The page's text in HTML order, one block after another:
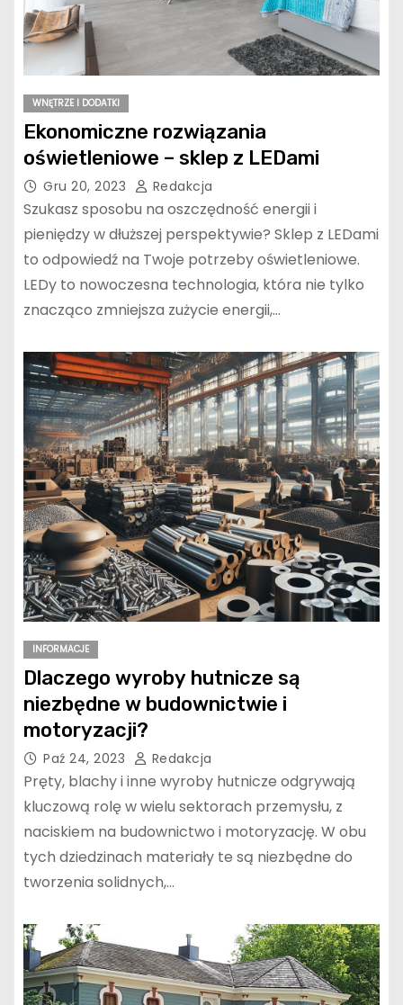
WNĘTRZE I DODATKI
Ekonomiczne rozwiązania
oświetleniowe – sklep z LEDami
Gru 20, 2023 Redakcja
Szukasz sposobu na oszczędność energii i
pieniędzy w dłuższej perspektywie? Sklep z LEDami
to odpowiedź na Twoje potrzeby oświetleniowe.
LEDy to nowoczesna technologia, która nie tylko
znacząco zmniejsza zużycie energii,…
INFORMACJE
Dlaczego wyroby hutnicze są
niezbędne w budownictwie i
motoryzacji?
Paź 24, 2023 Redakcja
Pręty, blachy i inne wyroby hutnicze odgrywają
kluczową rolę w wielu sektorach przemysłu, z
naciskiem na budownictwo i motoryzację. W obu
tych dziedzinach materiały te są niezbędne do
tworzenia solidnych,…